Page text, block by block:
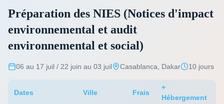
Préparation des NIES (Notices d'impact
environnemental et audit
environnemental et social)
06 au 17 juil / 22 juin au 03 juil Casablanca, Dakar 10 jours
Dates Ville Frais
+
Hébergement